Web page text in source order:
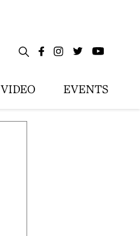
VIDEO EVENTS